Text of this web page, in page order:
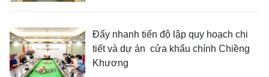
Đẩy nhanh tiến độ lập quy hoạch chi
tiết và dự án cửa khẩu chính Chiềng
Khương